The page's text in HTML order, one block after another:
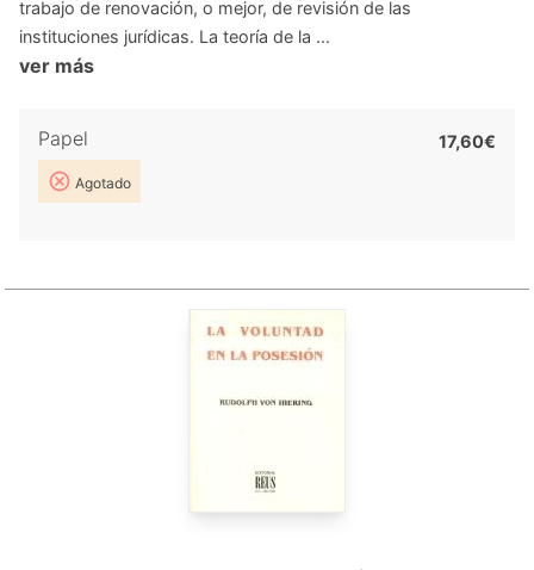
trabajo de renovación, o mejor, de revisión de las
instituciones jurídicas. La teoría de la ...
ver más
Papel
Agotado
17,60€